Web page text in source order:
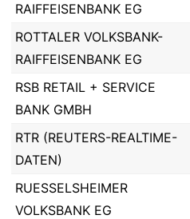
RAIFFEISENBANK EG
ROTTALER VOLKSBANK-
RAIFFEISENBANK EG
RSB RETAIL + SERVICE
BANK GMBH
RTR (REUTERS-REALTIME-
DATEN)
RUESSELSHEIMER
VOLKSBANK EG